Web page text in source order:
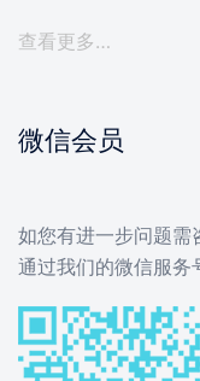
查看更多…
微信会员
如您有进一步问题需
通过我们的微信服务